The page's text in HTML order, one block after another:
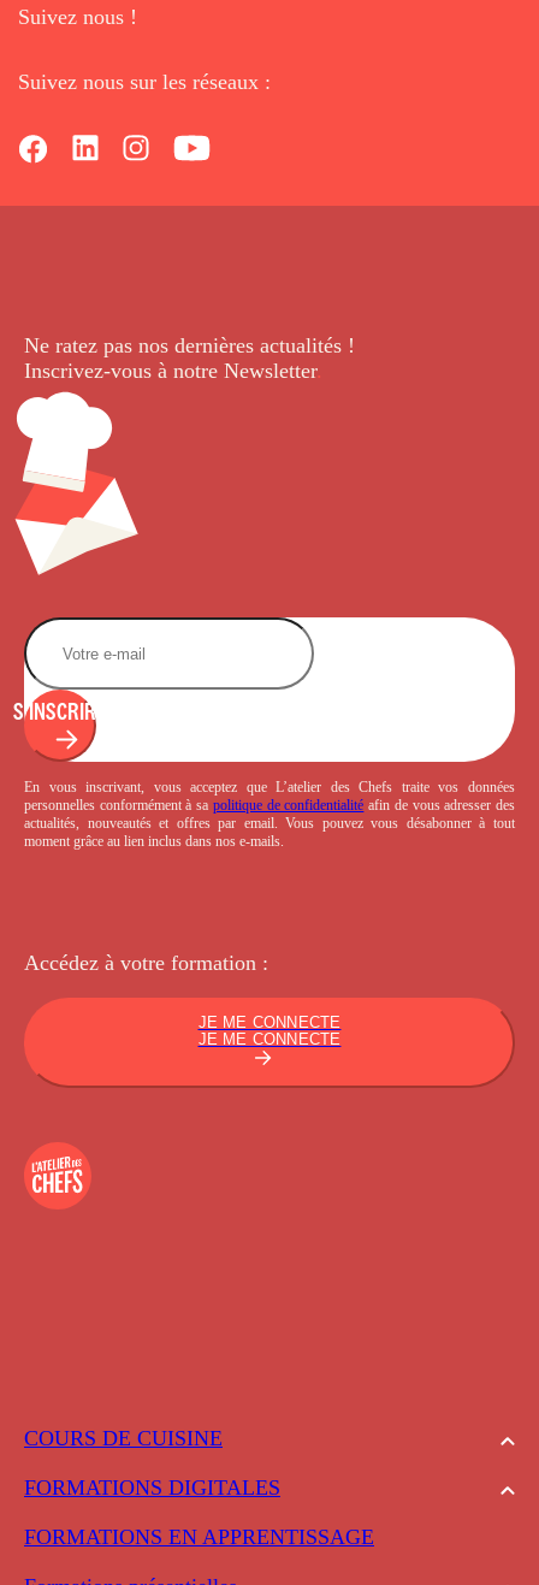
Suivez nous !
Suivez nous sur les réseaux :
COURS DE CUISINE
FORMATIONS DIGITALES
FORMATIONS EN APPRENTISSAGE
Ne ratez pas nos dernières actualités !
Inscrivez-vous à notre Newsletter.
S'INSCRIRE
En vous inscrivant, vous acceptez que L’atelier des Chefs traite vos données
personnelles conformément à sa politique de confidentialité afin de vous adresser des
actualités, nouveautés et offres par email. Vous pouvez vous désabonner à tout
moment grâce au lien inclus dans nos e-mails.
Accédez à votre formation :
JE ME CONNECTE
JE ME CONNECTE